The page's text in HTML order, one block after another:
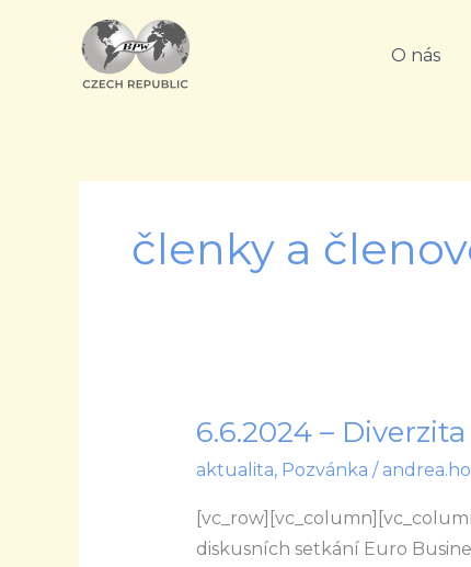
O nás
členky a
6.6.2024 –
aktualita, Pozvánka /
diskusních setkání Euro
6.6.2024
v
byznysu